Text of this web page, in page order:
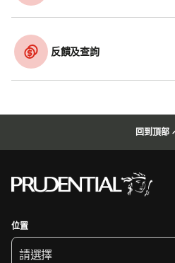
反饋及查詢
回到頂部
位置
請選擇